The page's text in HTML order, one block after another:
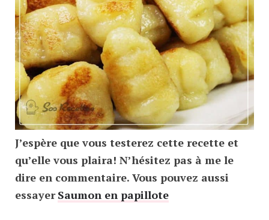
J’espère que vous testerez cette recette et
qu’elle vous plaira! N’hésitez pas à me le
dire en commentaire. Vous pouvez aussi
essayer Saumon en papillote